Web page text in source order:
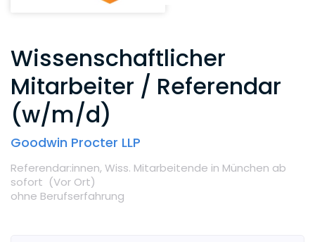
Wissenschaftlicher
Mitarbeiter / Referendar
(w/m/d)
Goodwin Procter LLP
Referendar:innen,Wiss. Mitarbeitende in München ab
sofort (Vor Ort)
ohne Berufserfahrung